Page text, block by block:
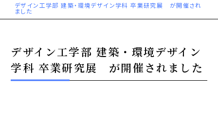
デザイン工学部 建築・環境デザイン学科 卒業研究展 が開催され
ました
デザイン工学部 建築・環境デザイン
学科 卒業研究展 が開催されました